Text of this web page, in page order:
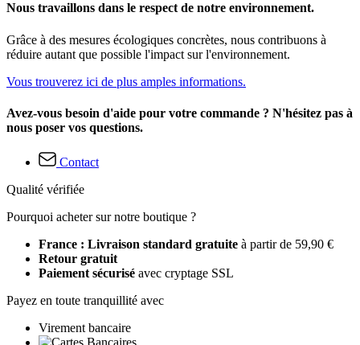
Nous travaillons dans le respect de notre environnement.
Grâce à des mesures écologiques concrètes, nous contribuons à
réduire autant que possible l'impact sur l'environnement.
Vous trouverez ici de plus amples informations.
Avez-vous besoin d'aide pour votre commande ? N'hésitez pas à
nous poser vos questions.
Contact
Qualité vérifiée
Pourquoi acheter sur notre boutique ?
France : Livraison standard gratuite à partir de 59,90 €
Retour gratuit
Paiement sécurisé avec cryptage SSL
Payez en toute tranquillité avec
Virement bancaire